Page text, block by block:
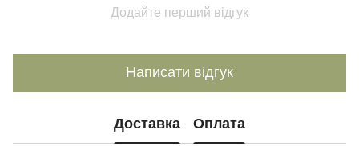
Додайте перший відгук
Написати відгук
Доставка Оплата